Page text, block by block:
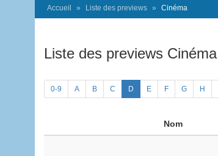
Accueil Liste des previews Cinéma
Liste des previews Cinéma
0-9 A B C D E F G H
Nom